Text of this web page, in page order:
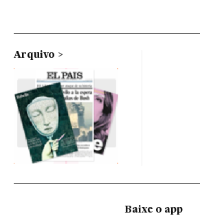
Arquivo
Baixe o app